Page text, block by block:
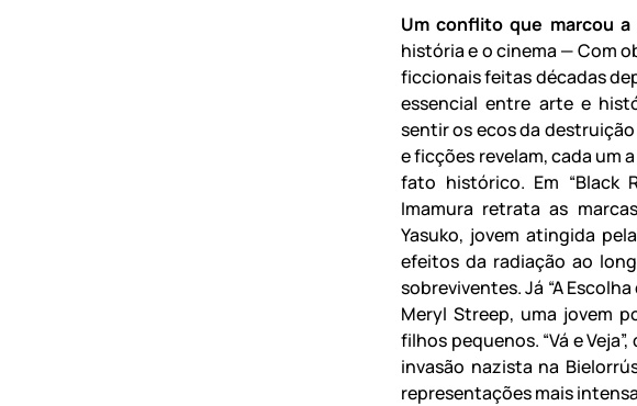
Um conflito que marcou
história e o cinema — Com
ficcionais feitas décadas
essencial entre arte e
sentir os ecos da
e ficções revelam, cada um
fato histórico. Em “Black
Imamura retrata as
Yasuko, jovem atingida
efeitos da radiação ao
sobreviventes. Já “A
Meryl Streep, uma jovem
filhos pequenos. “Vá e
invasão nazista na
representações mais